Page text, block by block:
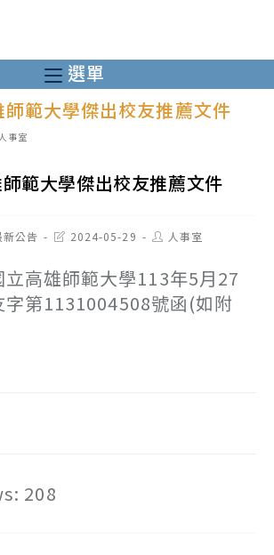
選單
範大學傑出校友推薦文件
人事室
範大學傑出校友推薦文件
新公告
Post2024-05-29
Post人事室
高雄師範大學113年5月27
字第1131004508號函(如附
208